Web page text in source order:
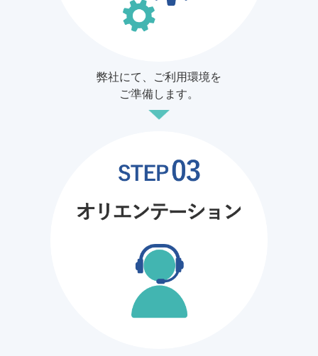
弊社にて、ご利用環境を
ご準備します。